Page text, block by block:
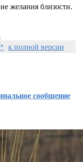
желания близости.
к полной версии
сообщение